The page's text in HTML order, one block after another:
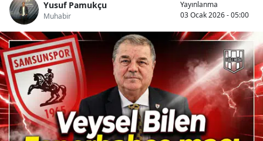
Yusuf Pamukçu
Muhabir
Yayınlanma
03 Ocak 2026 - 05:00